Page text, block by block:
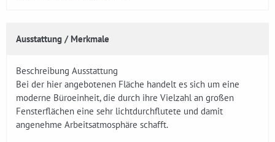
Ausstattung / Merkmale
Beschreibung Ausstattung
Bei der hier angebotenen Fläche handelt es sich um eine
moderne Büroeinheit, die durch ihre Vielzahl an großen
Fensterflächen eine sehr lichtdurchflutete und damit
angenehme Arbeitsatmosphäre schafft.